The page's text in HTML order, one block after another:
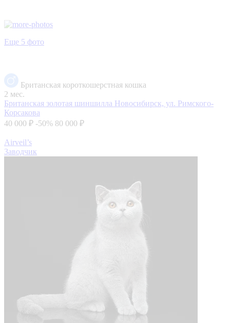
Еще 5 фото
Британская короткошерстная кошка
2 мес.
Британская золотая шиншилла Новосибирск, ул. Римского-
Корсакова
40 000 ₽ -50% 80 000 ₽
Airveil’s
Заводчик